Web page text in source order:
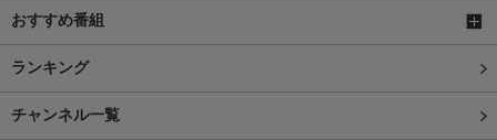
おすすめ番組
ランキング
チャンネル一覧